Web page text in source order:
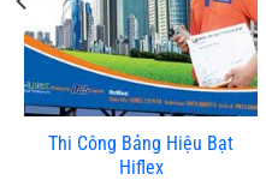
Thi Công Bảng Hiệu Bạt
Hiflex